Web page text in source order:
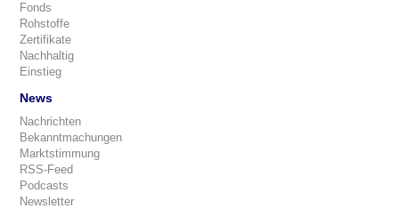
Fonds
Rohstoffe
Zertifikate
Nachhaltig
Einstieg
News
Nachrichten
Bekanntmachungen
Marktstimmung
RSS-Feed
Podcasts
Newsletter